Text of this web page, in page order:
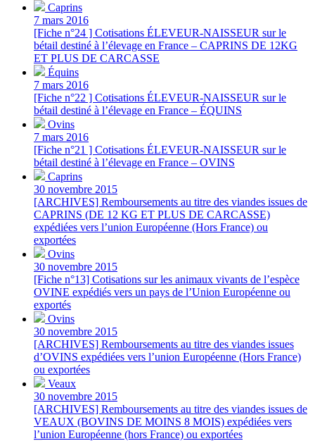
Caprins
7 mars 2016
[Fiche n°24 ] Cotisations ÉLEVEUR-NAISSEUR sur le
bétail destiné à l’élevage en France – CAPRINS DE 12KG
ET PLUS DE CARCASSE
Équins
7 mars 2016
[Fiche n°22 ] Cotisations ÉLEVEUR-NAISSEUR sur le
bétail destiné à l’élevage en France – ÉQUINS
Ovins
7 mars 2016
[Fiche n°21 ] Cotisations ÉLEVEUR-NAISSEUR sur le
bétail destiné à l’élevage en France – OVINS
Caprins
30 novembre 2015
[ARCHIVES] Remboursements au titre des viandes issues de
CAPRINS (DE 12 KG ET PLUS DE CARCASSE)
expédiées vers l’union Européenne (Hors France) ou
exportées
Ovins
30 novembre 2015
[Fiche n°13] Cotisations sur les animaux vivants de l’espèce
OVINE expédiés vers un pays de l’Union Européenne ou
exportés
Ovins
30 novembre 2015
[ARCHIVES] Remboursements au titre des viandes issues
d’OVINS expédiées vers l’union Européenne (Hors France)
ou exportées
Veaux
30 novembre 2015
[ARCHIVES] Remboursements au titre des viandes issues de
VEAUX (BOVINS DE MOINS 8 MOIS) expédiées vers
l’union Européenne (hors France) ou exportées